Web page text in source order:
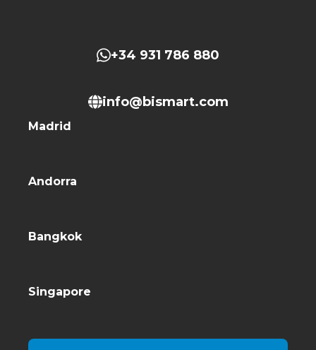
+34 931 786 880
info@bismart.com
Madrid
Andorra
Bangkok
Singapore